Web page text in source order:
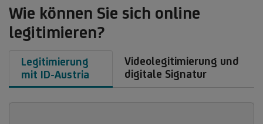
Wie können Sie sich online
legitimieren?
Legitimierung
mit ID-Austria
Videolegitimierung und
digitale Signatur